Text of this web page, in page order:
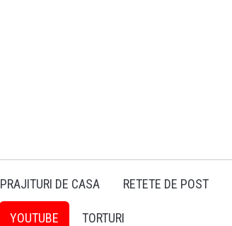
PRAJITURI DE CASA RETETE DE POST
YOUTUBE TORTURI